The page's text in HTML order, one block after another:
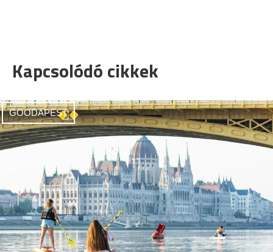
Kapcsolódó cikkek
GOODAPEST